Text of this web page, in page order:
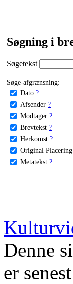
Søgning i
Søgetekst
Søge-afgrænsning:
Dato ?
Afsender ?
Modtager ?
Brevtekst ?
Herkomst ?
Original Placering
Metatekst ?
Denne
er